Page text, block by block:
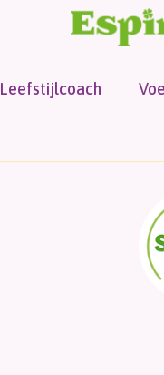
Leefstijlcoach